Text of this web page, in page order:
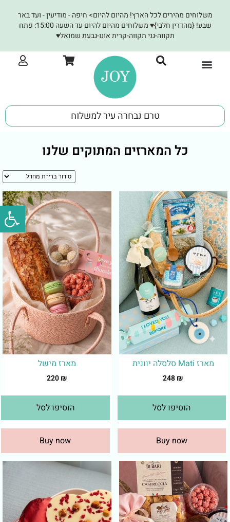
פתח
משלוחים מהירים לכל הארץ! מהיום להיום> חיפה - מודיעין - ועד באר
שבע! {מהדרין חלבי}♥ משלוחים מהיום להיום עד השעה 15:00: פתח
תקווה-גני תקווה-קרית אונו-גבעת שמואל♥
טרם נבחרה עיר למשלוח
כל המארזים המתוקים שלנו
מארז Mati סלסלה יוונית
248₪
הוסיפו לסל
Buy now
מארז מישל
220₪
הוסיפו לסל
Buy now